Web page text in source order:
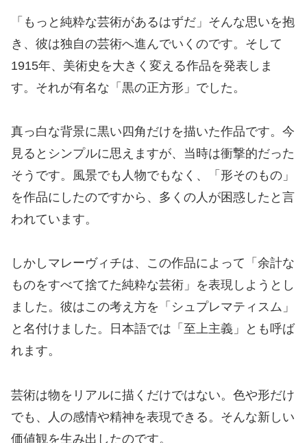
「もっと純粋な芸術があるはずだ」そんな思いを抱
き、彼は独自の芸術へ進んでいくのです。そして
1915年、美術史を大きく変える作品を発表しま
す。それが有名な「黒の正方形」でした。
真っ白な背景に黒い四角だけを描いた作品です。今
見るとシンプルに思えますが、当時は衝撃的だった
そうです。風景でも人物でもなく、「形そのもの」
を作品にしたのですから、多くの人が困惑したと言
われています。
しかしマレーヴィチは、この作品によって「余計な
ものをすべて捨てた純粋な芸術」を表現しようとし
ました。彼はこの考え方を「シュプレマティスム」
と名付けました。日本語では「至上主義」とも呼ば
れます。
芸術は物をリアルに描くだけではない。色や形だけ
でも、人の感情や精神を表現できる。そんな新しい
価値観を生み出したのです。